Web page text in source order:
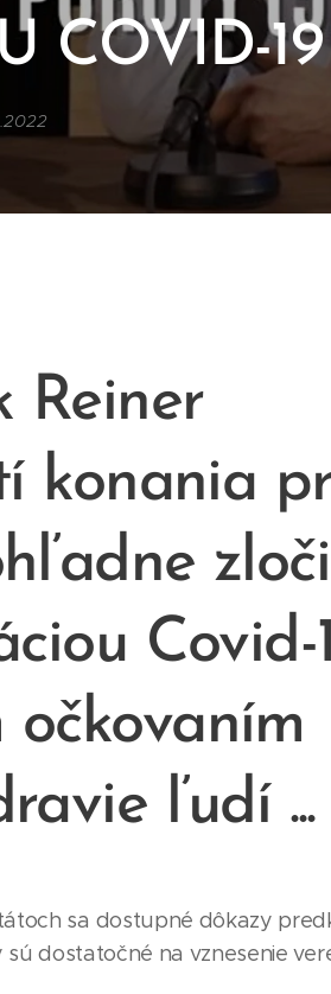
COVID-19
Reiner
konania
Covid-
ľudí ...
sa dostupné dôkazy
dostatočné na vznesenie